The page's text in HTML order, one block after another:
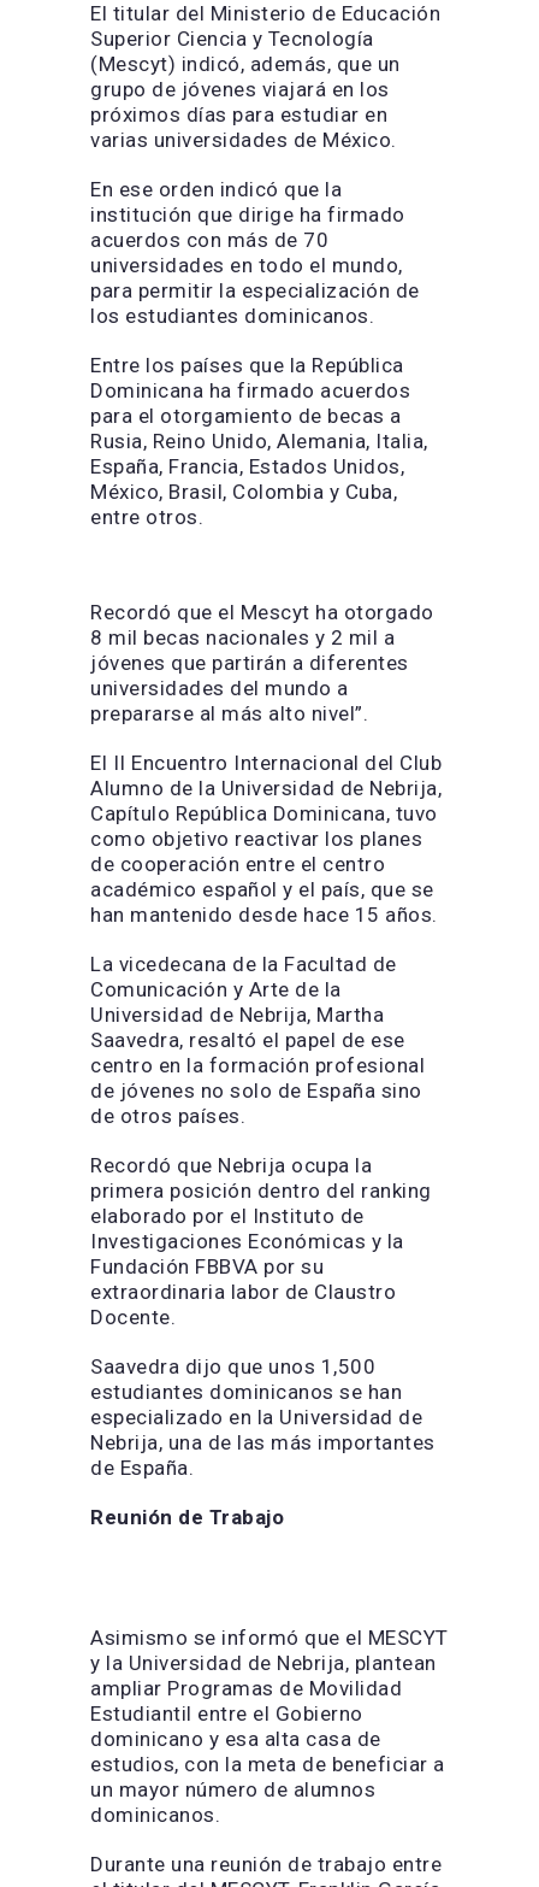
El titular del Ministerio de Educación
Superior Ciencia y Tecnología
(Mescyt) indicó, además, que un
grupo de jóvenes viajará en los
próximos días para estudiar en
varias universidades de México.
En ese orden indicó que la
institución que dirige ha firmado
acuerdos con más de 70
universidades en todo el mundo,
para permitir la especialización de
los estudiantes dominicanos.
Entre los países que la República
Dominicana ha firmado acuerdos
para el otorgamiento de becas a
Rusia, Reino Unido, Alemania, Italia,
España, Francia, Estados Unidos,
México, Brasil, Colombia y Cuba,
entre otros.
Recordó que el Mescyt ha otorgado
8 mil becas nacionales y 2 mil a
jóvenes que partirán a diferentes
universidades del mundo a
prepararse al más alto nivel”.
El II Encuentro Internacional del Club
Alumno de la Universidad de Nebrija,
Capítulo República Dominicana, tuvo
como objetivo reactivar los planes
de cooperación entre el centro
académico español y el país, que se
han mantenido desde hace 15 años.
La vicedecana de la Facultad de
Comunicación y Arte de la
Universidad de Nebrija, Martha
Saavedra, resaltó el papel de ese
centro en la formación profesional
de jóvenes no solo de España sino
de otros países.
Recordó que Nebrija ocupa la
primera posición dentro del ranking
elaborado por el Instituto de
Investigaciones Económicas y la
Fundación FBBVA por su
extraordinaria labor de Claustro
Docente.
Saavedra dijo que unos 1,500
estudiantes dominicanos se han
especializado en la Universidad de
Nebrija, una de las más importantes
de España.
Reunión de Trabajo
Asimismo se informó que el MESCYT
y la Universidad de Nebrija, plantean
ampliar Programas de Movilidad
Estudiantil entre el Gobierno
dominicano y esa alta casa de
estudios, con la meta de beneficiar a
un mayor número de alumnos
dominicanos.
Durante una reunión de trabajo entre